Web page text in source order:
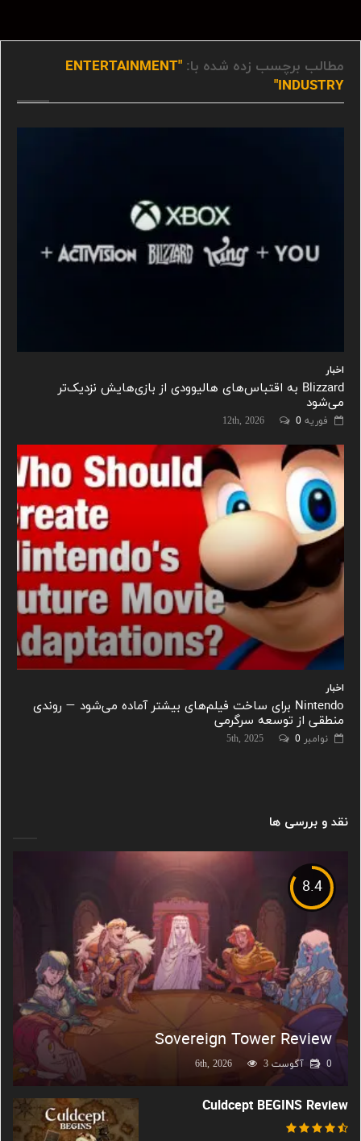
مطالب برچسب زده شده با: "ENTERTAINMENT
INDUSTRY"
اخبار
Blizzard به اقتباس‌های هالیوودی از بازی‌هایش نزدیک‌تر
می‌شود
فوریه 12th, 2026 0
اخبار
Nintendo برای ساخت فیلم‌های بیشتر آماده می‌شود — روندی
منطقی از توسعه سرگرمی
نوامبر 5th, 2025 0
نقد و بررسی ها
8.4
Sovereign Tower Review
آگوست 6th, 2026 3 0
Culdcept BEGINS Review